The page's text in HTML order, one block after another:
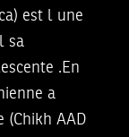
est l une
sa
.En
a
(Chikh AAD